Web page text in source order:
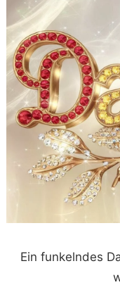
Ein funkelndes